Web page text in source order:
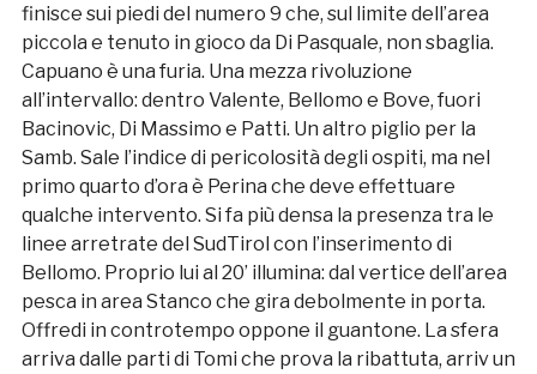
finisce sui piedi del numero 9 che, sul limite dell’area
piccola e tenuto in gioco da Di Pasquale, non sbaglia.
Capuano è una furia. Una mezza rivoluzione
all’intervallo: dentro Valente, Bellomo e Bove, fuori
Bacinovic, Di Massimo e Patti. Un altro piglio per la
Samb. Sale l’indice di pericolosità degli ospiti, ma nel
primo quarto d’ora è Perina che deve effettuare
qualche intervento. Si fa più densa la presenza tra le
linee arretrate del SudTirol con l’inserimento di
Bellomo. Proprio lui al 20’ illumina: dal vertice dell’area
pesca in area Stanco che gira debolmente in porta.
Offredi in controtempo oppone il guantone. La sfera
arriva dalle parti di Tomi che prova la ribattuta, arriv un